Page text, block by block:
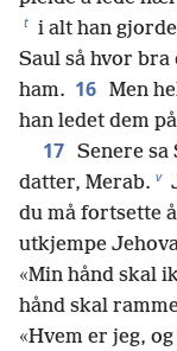
t i alt han
Saul så hvor
ham. 16 Men
han ledet dem
17 Senere
datter, Merab. v
du må fortsette
utkjempe
«Min hånd skal
hånd skal
«Hvem er jeg,